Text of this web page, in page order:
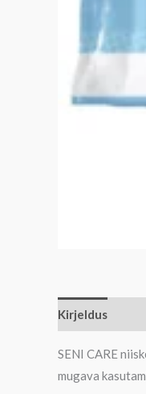
Kirjeldus
SENI CARE
mugava